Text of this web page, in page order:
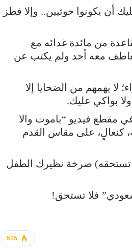
أن يكونوا حوثيين.. وإلا فطز
من مائدة غدائه مع
يتعاطف معه أحد ولم يكتب عن
لا يهمهم من الضحايا إلا
بواكي عليك.
مقطع فيديو “باموت والا
كنعالٍ، على مقاس القدم
صرخة نظيرك الطفل
فلا تستحق!
515